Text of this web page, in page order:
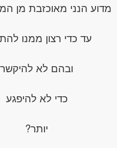
מדוע הנני מאוכזבת מן
עד כדי רצון ממנו
ובהם לא להיקשר
כדי לא להיפגע
יותר?